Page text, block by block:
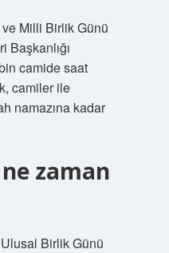
Milli Birlik Günü
Başkanlığı
camide saat
camiler ile
namazına kadar
zaman
Birlik Günü